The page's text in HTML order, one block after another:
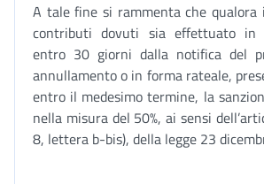
A tale fine si rammenta che qualora
contributi dovuti sia effettuato in
entro 30 giorni dalla notifica del
annullamento o in forma rateale,
entro il medesimo termine, la
nella misura del 50%, ai sensi
8, lettera b-bis), della legge 23